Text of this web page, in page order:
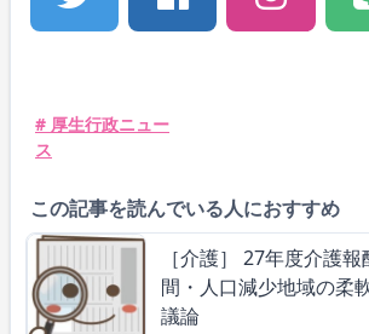
# 厚生行政ニュー
ス
この記事を読んでいる人におすすめ
［介護］ 27年度介護
間・人口減少地域の柔
議論